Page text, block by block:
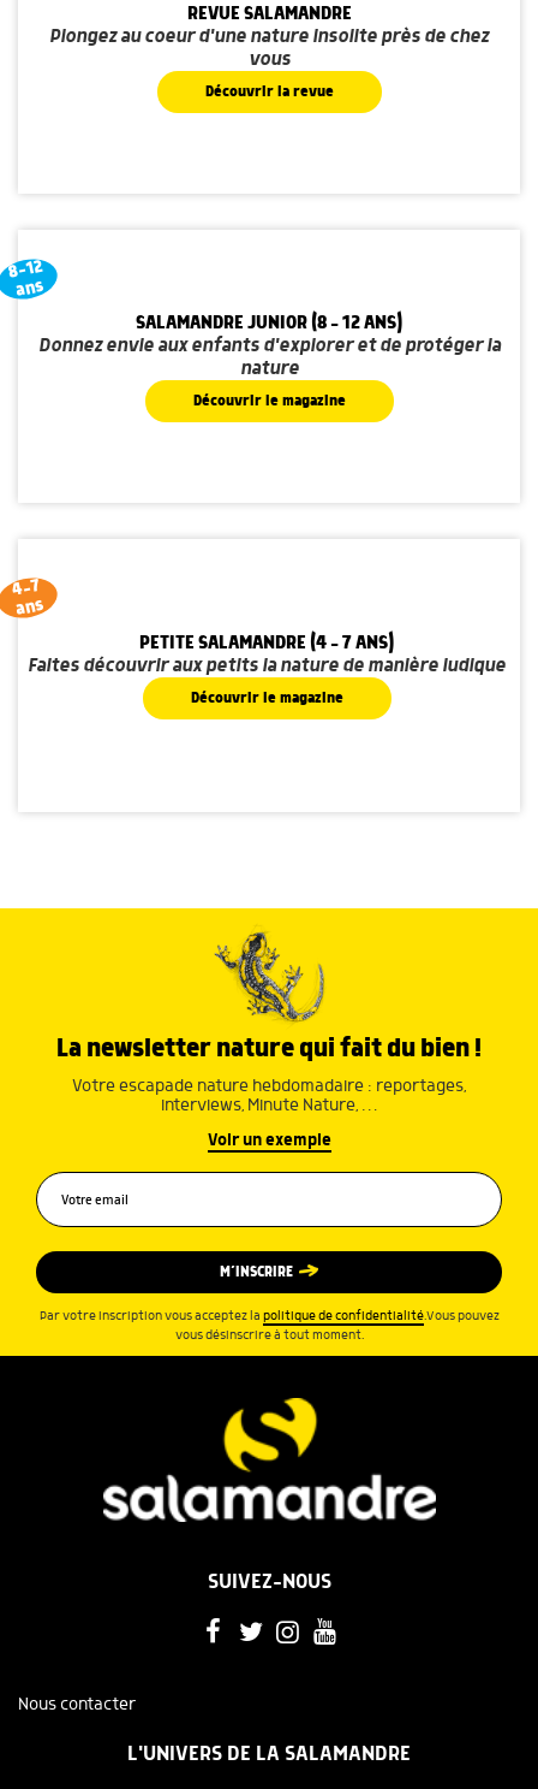
REVUE SALAMANDRE
Plongez au coeur d'une nature insolite près de chez
vous
Découvrir la revue
8-12
ans
SALAMANDRE JUNIOR (8 - 12 ANS)
Donnez envie aux enfants d'explorer et de protéger la
nature
Découvrir le magazine
4-7
ans
PETITE SALAMANDRE (4 - 7 ANS)
Faites découvrir aux petits la nature de manière ludique
Découvrir le magazine
La newsletter nature qui fait du bien !
Votre escapade nature hebdomadaire : reportages,
interviews, Minute Nature, …
Voir un exemple
M’INSCRIRE
Par votre inscription vous acceptez la politique de confidentialité.Vous pouvez
vous désinscrire à tout moment.
SUIVEZ-NOUS
Nous contacter
L'UNIVERS DE LA SALAMANDRE